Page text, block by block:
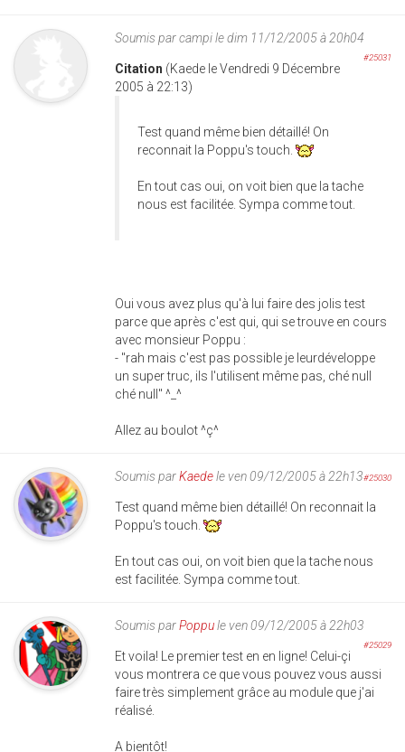
Soumis parcampile dim 11/12/2005 à 20h04
#25031
Citation (Kaede le Vendredi 9 Décembre
2005 à 22:13)
Test quand même bien détaillé! On
reconnait la Poppu's touch.
En tout cas oui, on voit bien que la tache
nous est facilitée. Sympa comme tout.
Oui vous avez plus qu'à lui faire des jolis test
parce que après c'est qui, qui se trouve en cours
avec monsieur Poppu :
- "rah mais c'est pas possible je leurdéveloppe
un super truc, ils l'utilisent même pas, ché null
ché null" ^_^
Allez au boulot ^ç^
Soumis parKaedele ven 09/12/2005 à 22h13#25030
Test quand même bien détaillé! On reconnait la
Poppu's touch.
En tout cas oui, on voit bien que la tache nous
est facilitée. Sympa comme tout.
Soumis parPoppule ven 09/12/2005 à 22h03
#25029
Et voila! Le premier test en en ligne! Celui-çi
vous montrera ce que vous pouvez vous aussi
faire très simplement grâce au module que j'ai
réalisé.
A bientôt!